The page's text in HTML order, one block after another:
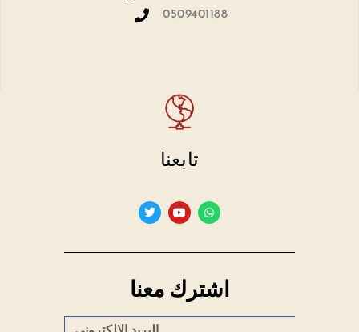
0509401188
تابعنا
اشترك معنا